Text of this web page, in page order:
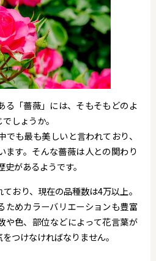
る「薔薇」には、そもそもどのよ
しょうか。
も最も美しいと言われており、
ます。そんな薔薇は人との関わり
があるようです。
おり、現在の品種数は4万以上。
ためカラーバリエーションも豊富
や色、部位などによって花言葉が
つけなければなりません。